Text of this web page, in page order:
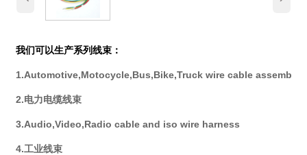
我们可以生产系列线束：
1.Automotive,Motocycle,Bus,Bike,Truck wire cable assembly
2.电力电缆线束
3.Audio,Video,Radio cable and iso wire harness
4.工业线束